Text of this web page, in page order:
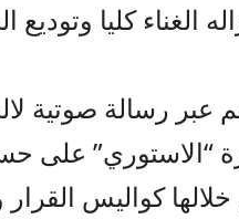
الغناء كليا
عبر رسالة صوتية
“الاستوري” على
كواليس